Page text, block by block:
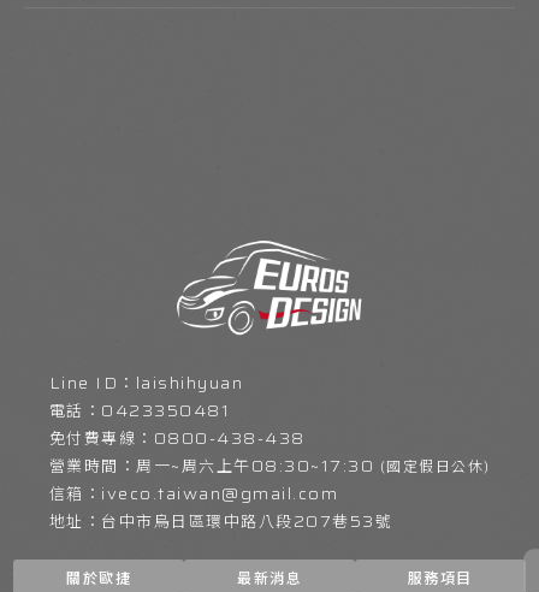
laishihyuan
0423350481
0800-438-438
周六上午08:30~17:30
iveco.taiwan@gmail.com
台中市烏日區環中路八段207巷53號
關於歐捷 最新消息
服務項目